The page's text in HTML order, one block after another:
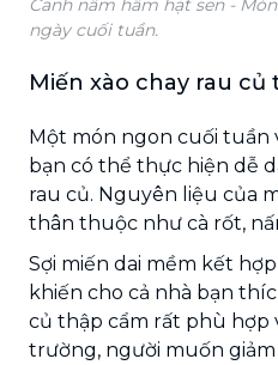
Canh nấm hầm hạt sen -
ngày cuối tuần.
Miến xào chay rau củ
Một món ngon cuối tuần
bạn có thể thực hiện dễ
rau củ. Nguyên liệu của
thân thuộc như cà rốt,
Sợi miến dai mềm kết
khiến cho cả nhà bạn
củ thập cẩm rất phù hợp
trường, người muốn